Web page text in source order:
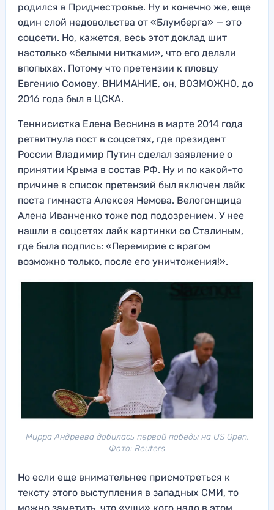
родился в Приднестровье. Ну и конечно же, еще
один слой недовольства от «Блумберга» — это
соцсети. Но, кажется, весь этот доклад шит
настолько «белыми нитками», что его делали
впопыхах. Потому что претензии к пловцу
Евгению Сомову, ВНИМАНИЕ, он, ВОЗМОЖНО, до
2016 года был в ЦСКА.
Теннисистка Елена Веснина в марте 2014 года
ретвитнула пост в соцсетях, где президент
России Владимир Путин сделал заявление о
принятии Крыма в состав РФ. Ну и по какой-то
причине в список претензий был включен лайк
поста гимнаста Алексея Немова. Велогонщица
Алена Иванченко тоже под подозрением. У нее
нашли в соцсетях лайк картинки со Сталиным,
где была подпись: «Перемирие с врагом
возможно только, после его уничтожения!».
Мирра Андреева добилась первой победы на US Open.
Фото: Reuters
Но если еще внимательнее присмотреться к
тексту этого выступления в западных СМИ, то